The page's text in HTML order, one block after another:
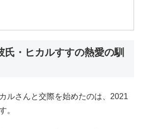
氏・ヒカルすすの熱愛の馴
ルさんと交際を始めたのは、2021
。